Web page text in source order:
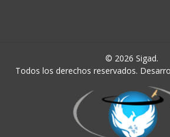
© 2026 Sigad.
Todos los derechos reservados.